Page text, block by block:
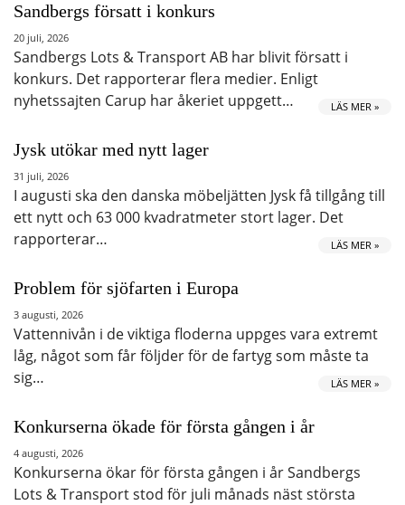
Sandbergs försatt i konkurs
20 juli, 2026
Sandbergs Lots & Transport AB har blivit försatt i
konkurs. Det rapporterar flera medier. Enligt
nyhetssajten Carup har åkeriet uppgett…
LÄS MER »
Jysk utökar med nytt lager
31 juli, 2026
I augusti ska den danska möbeljätten Jysk få tillgång till
ett nytt och 63 000 kvadratmeter stort lager. Det
rapporterar…
LÄS MER »
Problem för sjöfarten i Europa
3 augusti, 2026
Vattennivån i de viktiga floderna uppges vara extremt
låg, något som får följder för de fartyg som måste ta
sig…
LÄS MER »
Konkurserna ökade för första gången i år
4 augusti, 2026
Konkurserna ökar för första gången i år Sandbergs
Lots & Transport stod för juli månads näst största